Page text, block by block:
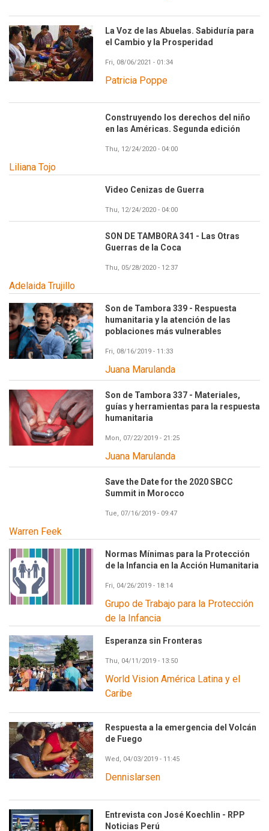
La Voz de las Abuelas. Sabiduría para
el Cambio y la Prosperidad
Fri, 08/06/2021 - 01:34
Patricia Poppe
Construyendo los derechos del niño
en las Américas. Segunda edición
Thu, 12/24/2020 - 04:00
Liliana Tojo
Video Cenizas de Guerra
Thu, 12/24/2020 - 04:00
SON DE TAMBORA 341 - Las Otras
Guerras de la Coca
Thu, 05/28/2020 - 12:37
Adelaida Trujillo
Son de Tambora 339 - Respuesta
humanitaria y la atención de las
poblaciones más vulnerables
Fri, 08/16/2019 - 11:33
Juana Marulanda
Son de Tambora 337 - Materiales,
guías y herramientas para la respuesta
humanitaria
Mon, 07/22/2019 - 21:25
Juana Marulanda
Save the Date for the 2020 SBCC
Summit in Morocco
Tue, 07/16/2019 - 09:47
Warren Feek
Normas Mínimas para la Protección
de la Infancia en la Acción Humanitaria
Fri, 04/26/2019 - 18:14
Grupo de Trabajo para la Protección
de la Infancia
Esperanza sin Fronteras
Thu, 04/11/2019 - 13:50
World Vision América Latina y el
Caribe
Respuesta a la emergencia del Volcán
de Fuego
Wed, 04/03/2019 - 11:45
Dennislarsen
Entrevista con José Koechlin - RPP
Noticias Perú